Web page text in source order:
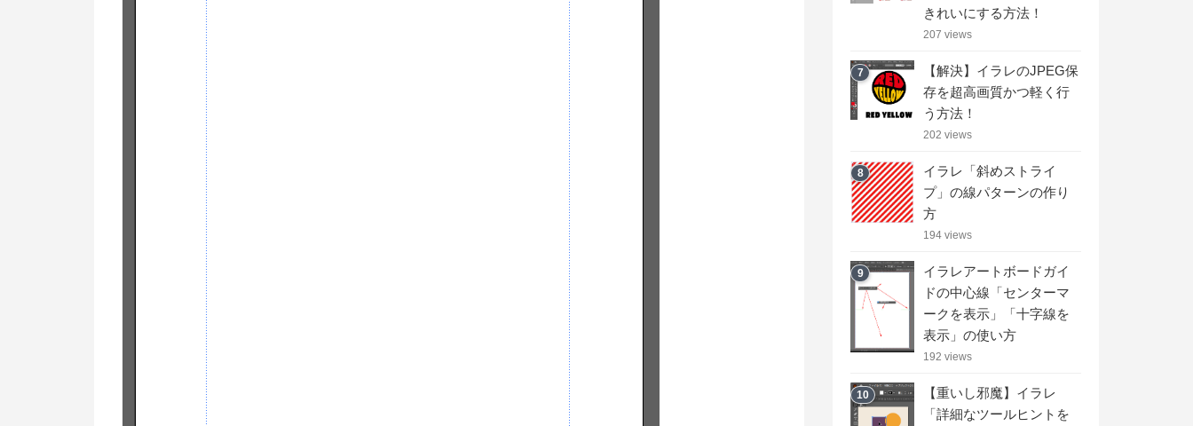
きれいにする方法！
207 views
7
【解決】イラレのJPEG保
存を超高画質かつ軽く行
う方法！
202 views
8
イラレ「斜めストライ
プ」の線パターンの作り
方
194 views
9
イラレアートボードガイ
ドの中心線「センターマ
ークを表示」「十字線を
表示」の使い方
192 views
10
【重いし邪魔】イラレ
「詳細なツールヒントを